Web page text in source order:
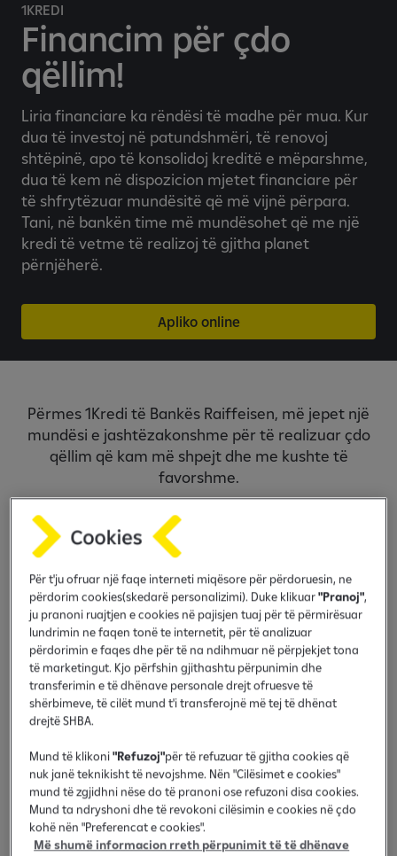
a
1KREDI
Financim për çdo
qëllim!
Liria financiare ka rëndësi të madhe për mua. Kur
dua të investoj në patundshmëri, të renovoj
shtëpinë, apo të konsolidoj kreditë e mëparshme,
dua të kem në dispozicion mjetet financiare për
të shfrytëzuar mundësitë që më vijnë përpara.
Tani, në bankën time më mundësohet që me një
kredi të vetme të realizoj të gjitha planet
përnjëherë.
Apliko online
Përmes 1Kredi të Bankës Raiffeisen, më jepet një
mundësi e jashtëzakonshme për të realizuar çdo
qëllim që kam më shpejt dhe me kushte të
favorshme.
Kredi deri në 200,000 euro
Aprovim i shpejtë i kredisë
Realizoni të gjitha planet vetëm me
një kredi
Për t'ju ofruar një faqe interneti miqësore për përdoruesin, ne
përdorim cookies(skedarë personalizimi). Duke klikuar"Pranoj",
ju pranoni ruajtjen e cookies në pajisjen tuaj për të përmirësuar
lundrimin ne faqen tonë te internetit, për të analizuar
përdorimin e faqes dhe për të na ndihmuar në përpjekjet tona
të marketingut. Kjo përfshin gjithashtu përpunimin dhe
transferimin e të dhënave personale drejt ofruesve të
shërbimeve, të cilët mund t'i transferojnë më tej të dhënat
drejtë SHBA.
Mund të klikoni"Refuzoj"për të refuzuar të gjitha cookies që
nuk janë teknikisht të nevojshme. Nën "Cilësimet e cookies"
mund të zgjidhni nëse do të pranoni ose refuzoni disa cookies.
Mund ta ndryshoni dhe të revokoni cilësimin e cookies në çdo
kohë nën "Preferencat e cookies".
Më shumë informacion rreth përpunimit të të dhënave